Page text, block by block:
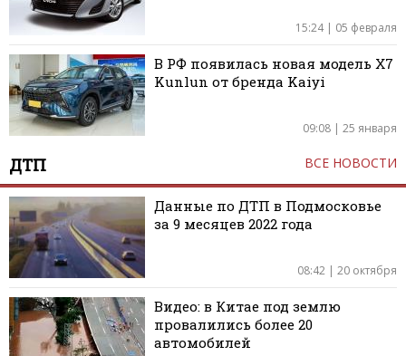
15:24 | 05 февраля
В РФ появилась новая модель X7
Kunlun от бренда Kaiyi
09:08 | 25 января
ДТП ВСЕ НОВОСТИ
Данные по ДТП в Подмосковье
за 9 месяцев 2022 года
08:42 | 20 октября
Видео: в Китае под землю
провалились более 20
автомобилей